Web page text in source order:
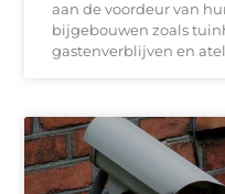
aan de voordeur van
bijgebouwen zoals
gastenverblijven en